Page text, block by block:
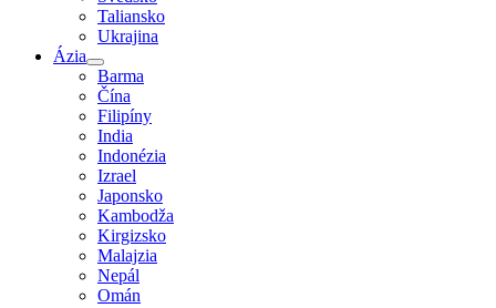
Taliansko
Ukrajina
Ázia
Barma
Čína
Filipíny
India
Indonézia
Izrael
Japonsko
Kambodža
Kirgizsko
Malajzia
Nepál
Omán